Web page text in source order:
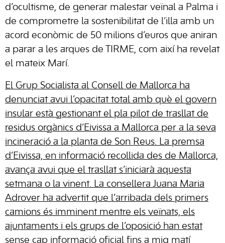
d’ocultisme, de generar malestar veïnal a Palma i
de comprometre la sostenibilitat de l’illa amb un
acord econòmic de 50 milions d’euros que aniran
a parar a les arques de TIRME, com així ha revelat
el mateix Marí.
El Grup Socialista al Consell de Mallorca ha
denunciat avui l’opacitat total amb què el govern
insular està gestionant el pla pilot de trasllat de
residus orgànics d’Eivissa a Mallorca per a la seva
incineració a la planta de Son Reus. La premsa
d’Eivissa, en informació recollida des de Mallorca,
avança avui que el trasllat s’iniciarà aquesta
setmana o la vinent. La consellera Juana Maria
Adrover ha advertit que l’arribada dels primers
camions és imminent mentre els veïnats, els
ajuntaments i els grups de l’oposició han estat
sense cap informació oficial fins a mig matí